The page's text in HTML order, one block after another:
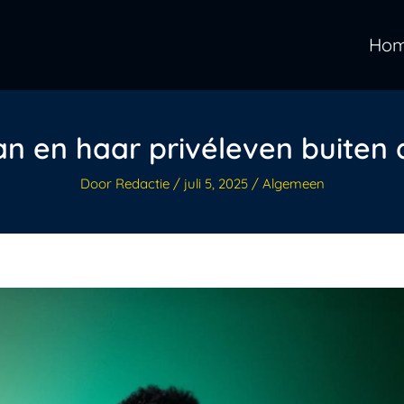
en haar privéleven buiten
Door Redactie / juli 5, 2025 / Algemeen